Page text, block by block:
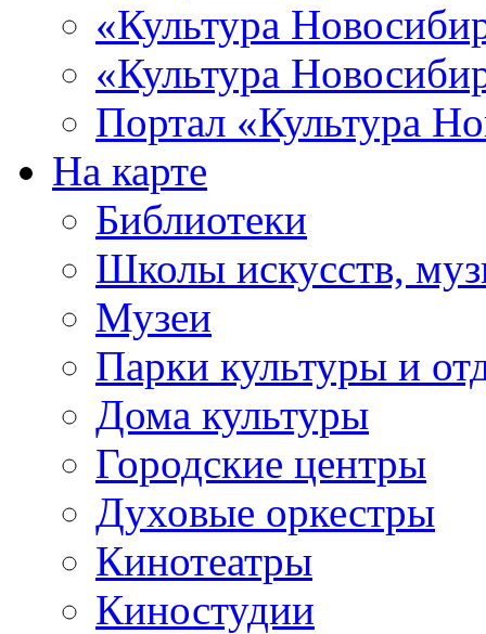
«Культура
«Культура
Портал «Культура
На карте
Библиотеки
Школы искусств,
Музеи
Парки культуры и
Дома культуры
Городские центры
Духовые оркестры
Кинотеатры
Киностудии